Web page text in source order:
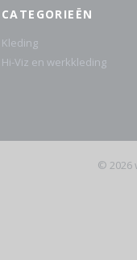
CATEGORIEËN
Kleding
Hi-Viz en werkkleding
© 2026